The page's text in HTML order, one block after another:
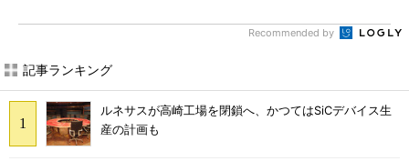
Recommended by
記事ランキング
ルネサスが高崎工場を閉鎖へ、かつてはSiCデバイス生
産の計画も